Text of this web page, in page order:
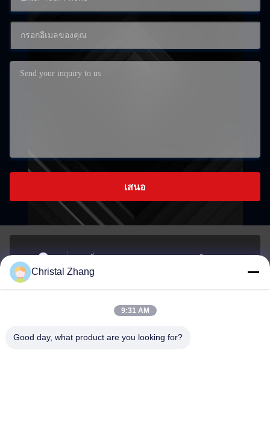
เสนอ
ที่อยู่
จังหวัด Changxing, เมือง Huzhou, จังหวัด Zhejiang
อีเมล
yxh@championshcn.com
Christal Zhang
9:31 AM
Good day, what product are you looking for?